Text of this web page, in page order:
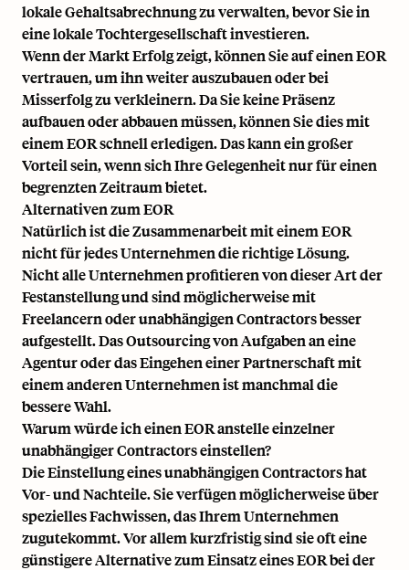
lokale Gehaltsabrechnung zu verwalten, bevor Sie in
eine lokale Tochtergesellschaft investieren.
Wenn der Markt Erfolg zeigt, können Sie auf einen EOR
vertrauen, um ihn weiter auszubauen oder bei
Misserfolg zu verkleinern. Da Sie keine Präsenz
aufbauen oder abbauen müssen, können Sie dies mit
einem EOR schnell erledigen. Das kann ein großer
Vorteil sein, wenn sich Ihre Gelegenheit nur für einen
begrenzten Zeitraum bietet.
Alternativen zum EOR
Natürlich ist die Zusammenarbeit mit einem EOR
nicht für jedes Unternehmen die richtige Lösung.
Nicht alle Unternehmen profitieren von dieser Art der
Festanstellung und sind möglicherweise mit
Freelancern oder unabhängigen Contractors besser
aufgestellt. Das Outsourcing von Aufgaben an eine
Agentur oder das Eingehen einer Partnerschaft mit
einem anderen Unternehmen ist manchmal die
bessere Wahl.
Warum würde ich einen EOR anstelle einzelner
unabhängiger Contractors einstellen?
Die Einstellung eines unabhängigen Contractors hat
Vor- und Nachteile. Sie verfügen möglicherweise über
spezielles Fachwissen, das Ihrem Unternehmen
zugutekommt. Vor allem kurzfristig sind sie oft eine
günstigere Alternative zum Einsatz eines EOR bei der